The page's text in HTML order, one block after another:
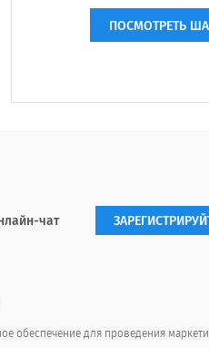
ПОСМОТРЕТЬ
чат
обеспечение для проведения